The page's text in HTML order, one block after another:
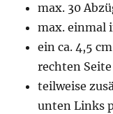
max. 30
max. einmal
ein ca. 4,5
rechten
teilweise
unten Links